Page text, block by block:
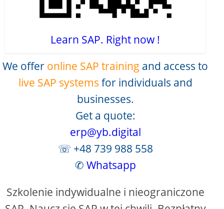
Learn SAP. Right now !
We offer online SAP training and access to
live SAP systems for individuals and
businesses.
Get a quote:
erp@yb.digital
☏ +48 739 988 558
✆ Whatsapp
Szkolenie indywidualne i nieograniczone